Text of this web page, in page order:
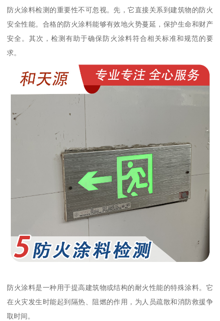
防火涂料检测的重要性不可忽视。先，它直接关系到建筑物的防火
安全性能。合格的防火涂料能够有效地火势蔓延，保护生命和财产
安全。其次，检测有助于确保防火涂料符合相关标准和规范的要
求。
防火涂料是一种用于提高建筑物或结构的耐火性能的特殊涂料。它
在火灾发生时能起到隔热、阻燃的作用，为人员疏散和消防救援争
取时间。